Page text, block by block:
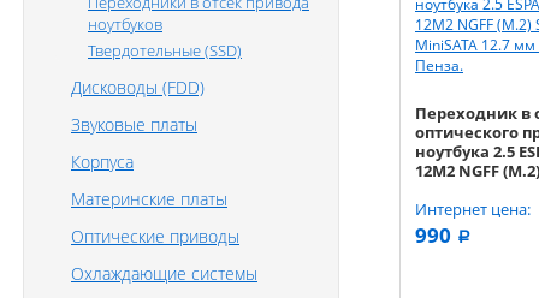
Переходник в
оптического
ноутбука 2.5
12M2 NGFF
(41086)
Интернет цена:
990 a
ноутбуков
Твердотельные (SSD)
Дисководы (FDD)
Звуковые платы
Корпуса
Материнские платы
Оптические приводы
Охлаждающие системы